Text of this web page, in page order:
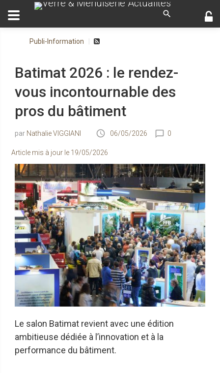
Publi-Information
Batimat 2026 : le rendez-
vous incontournable des
pros du bâtiment
Nathalie VIGGIANI 06/05/2026 0
Article mis à jour le 19/05/2026
Le salon Batimat revient avec une édition
ambitieuse dédiée à l’innovation et à la
performance du bâtiment.